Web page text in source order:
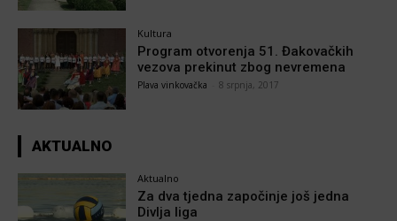
Kultura
Program otvorenja 51. Đakovačkih
vezova prekinut zbog nevremena
Plava vinkovačka 8 srpnja, 2017
AKTUALNO
Aktualno
Za dva tjedna započinje još jedna
Divlja liga